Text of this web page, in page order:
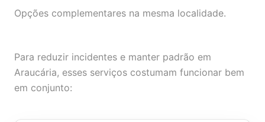
Opções complementares na mesma localidade.
Para reduzir incidentes e manter padrão em
Araucária, esses serviços costumam funcionar bem
em conjunto: